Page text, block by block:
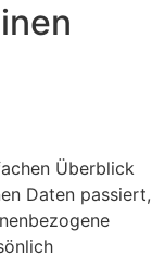
Überblick
Daten passiert,